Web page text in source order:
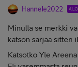
Hannele2022
Minulla se merkki
katson sarjaa sitten
Katsotko Yle